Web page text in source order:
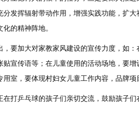
分发挥辐射带动作用，增强实践功能，扩
的精神阵地。
加大对家教家风建设的宣传力度，如：
贴宣传语等；在儿童使用的活动场地，要
室，要体现村妇女儿童工作内容，品牌项
乒乓球的孩子们亲切交流，鼓励孩子们